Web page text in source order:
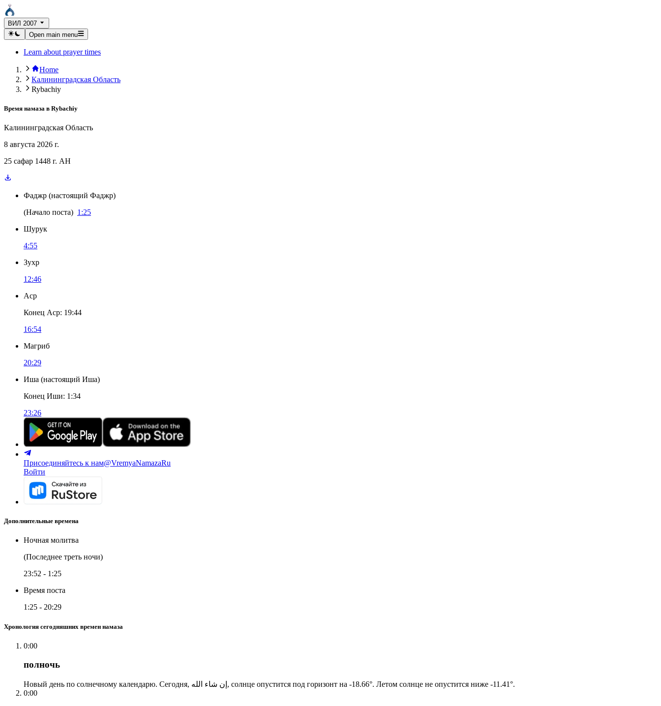
ВИЛ 2007
Open main menu
Learn about prayer times
Home
Калининградская Область
Rybachiy
Время намаза в Rybachiy
Калининградская Область
8 августа 2026 г.
25 сафар 1448 г. AH
Фаджр (настоящий Фаджр)
(Начало поста) 1:25
Шурук
4:55
Зухр
12:46
Аср
Конец Аср: 19:44
16:54
Магриб
20:29
Иша (настоящий Иша)
Конец Иши: 1:34
23:26
Присоединяйтесь к нам@VremyaNamazaRu
Войти
Дополнительные времена
Ночная молитва
(Последнее треть ночи)
23:52 - 1:25
Время поста
1:25 - 20:29
Хронология сегодняшних времен намаза
0:00
полночь
Новый день по солнечному календарю. Сегодня, إن شاء الله, солнце опустится под горизонт на -18.66°. Летом солнце не опустится ниже -11.41°.
0:00